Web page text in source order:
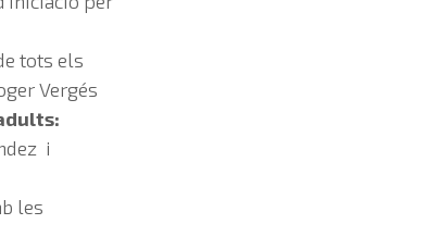
tots els
Vergés
i
les